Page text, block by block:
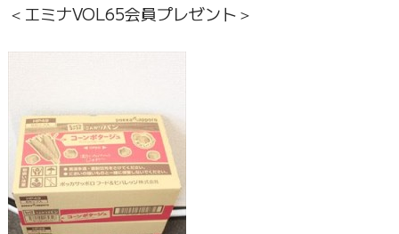
＜エミナVOL65会員プレゼント＞